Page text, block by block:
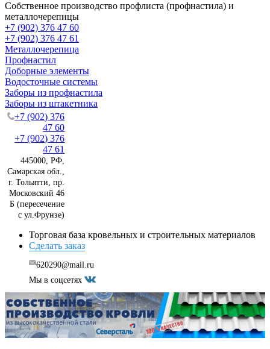
Собственное производство профлиста (профнастила) и
металлочерепицы
+7 (902) 376 47 60
+7 (902) 376 47 61
Металлочерепица
Профнастил
Доборные элементы
Водосточные системы
Заборы из профнастила
Заборы из штакетника
+7 (902) 376
47 60
+7 (902) 376
47 61
445000, РФ,
Самарская обл.,
г. Тольятти, пр.
Московский 46
Б (пересечение
с ул.Фрунзе)
Торговая база кровельных и строительных материалов
Сделать заказ
620290@mail.ru
Мы в соцсетях